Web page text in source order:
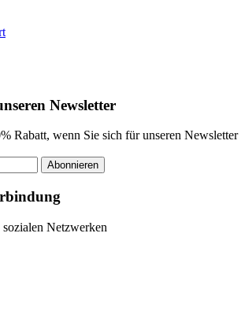
Newsletter
Rabatt, wenn Sie sich für unseren Newsletter
Abonnieren
Netzwerken